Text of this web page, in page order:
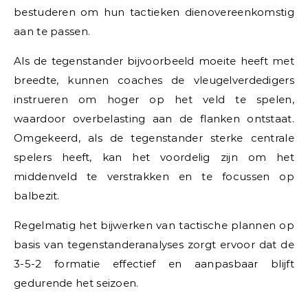
bestuderen om hun tactieken dienovereenkomstig
aan te passen.
Als de tegenstander bijvoorbeeld moeite heeft met
breedte, kunnen coaches de vleugelverdedigers
instrueren om hoger op het veld te spelen,
waardoor overbelasting aan de flanken ontstaat.
Omgekeerd, als de tegenstander sterke centrale
spelers heeft, kan het voordelig zijn om het
middenveld te verstrakken en te focussen op
balbezit.
Regelmatig het bijwerken van tactische plannen op
basis van tegenstanderanalyses zorgt ervoor dat de
3-5-2 formatie effectief en aanpasbaar blijft
gedurende het seizoen.